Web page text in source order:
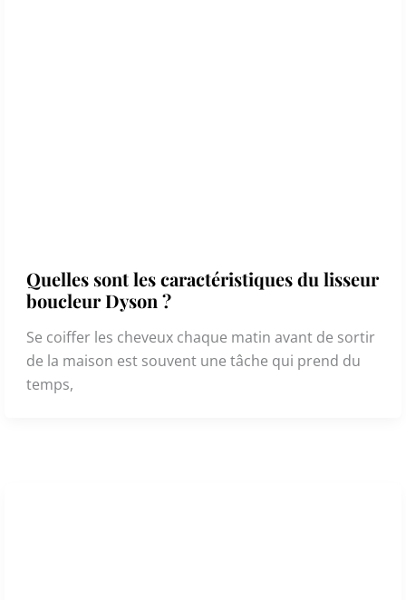
Quelles sont les caractéristiques du lisseur
boucleur Dyson ?
Se coiffer les cheveux chaque matin avant de sortir
de la maison est souvent une tâche qui prend du
temps,